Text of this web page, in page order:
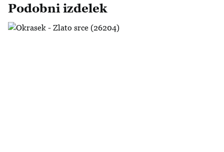
Podobni izdelek
Okrasek - Zlato srce (26204)